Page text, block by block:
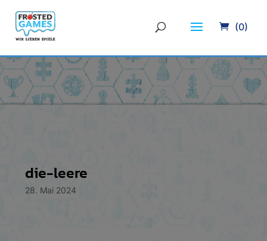
(0)
die-leere
28. Mai 2024